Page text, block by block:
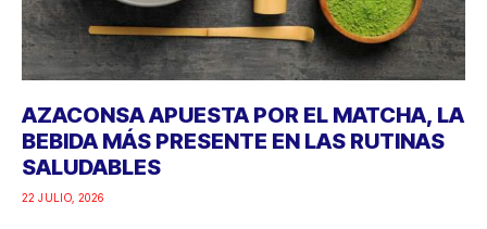
AZACONSA APUESTA POR EL MATCHA, LA
BEBIDA MÁS PRESENTE EN LAS RUTINAS
SALUDABLES
22 JULIO, 2026